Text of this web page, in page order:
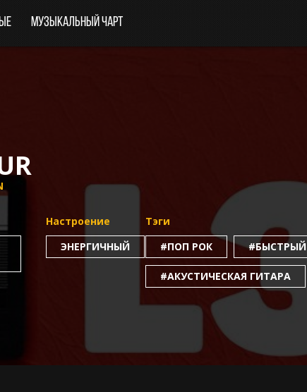
Музыкальный чарт
Настроение
ЭНЕРГИЧНЫЙ
Тэги
#ПОП РОК
#БЫСТРЫЙ
#АКУСТИЧЕСКАЯ ГИТАРА